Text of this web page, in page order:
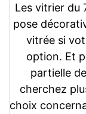
Les vitrier du
pose
vitrée si
option. Et
partielle
cherchez
choix